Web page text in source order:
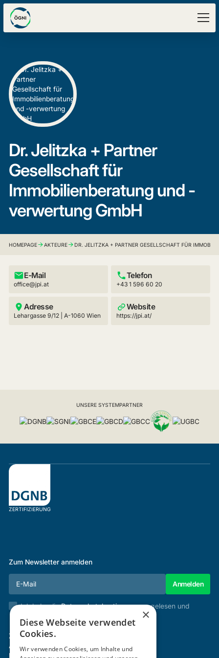
Dr. Jelitzka + Partner
Gesellschaft für
Immobilienberatung und -
verwertung GmbH
HOMEPAGE AKTEURE DR. JELITZKA + PARTNER GESELLSCHAFT FÜR
E-Mail
office@jpi.at
Telefon
+43 1 596 60 20
Adresse
Lehargasse 9/12 | A-1060 Wien
Website
https://jpi.at/
UNSERE SYSTEMPARTNER
ZERTIFIZIERUNG
Zum Newsletter anmelden
Ich habe dieDatenschutzbestimmungengelesen und
Zertifizierung & Verifikation
Akademie
Mitgliedschaft
×
Diese Webseite verwendet
Cookies.
Wir verwenden Cookies, um Inhalte und